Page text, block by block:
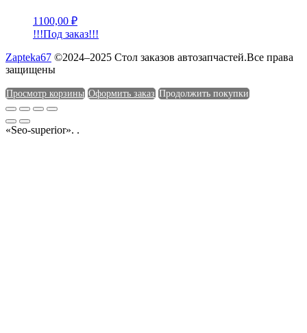
1100,00 ₽
!!!Под заказ!!!
Zapteka67 ©2024–2025 Стол заказов автозапчастей.Все права
защищены
Просмотр корзины Оформить заказ Продолжить покупки
«Seo-superior». .